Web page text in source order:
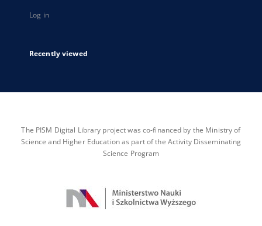
Log in
Recently viewed
The PISM Digital Library project was co-financed by the Ministry of
Science and Higher Education as part of the Activity Disseminating
Science Program